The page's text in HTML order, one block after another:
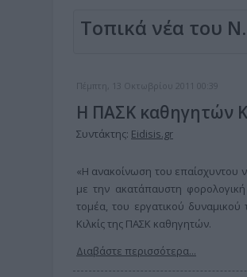
Τοπικά νέα του Ν.
Πέμπτη, 13 Οκτωβρίου 2011 00:39
Η ΠΑΣΚ καθηγητών
Συντάκτης: Eidisis.gr
«Η ανακοίνωση του επαίσχυντου
με την ακατάπαυστη
τομέα, του εργατικού
Κιλκίς της ΠΑΣΚ καθηγητών.
Διαβάστε περισσότερα...